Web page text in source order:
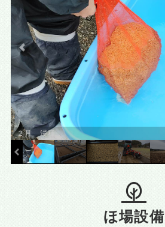
２月 浸種
ほ場設備